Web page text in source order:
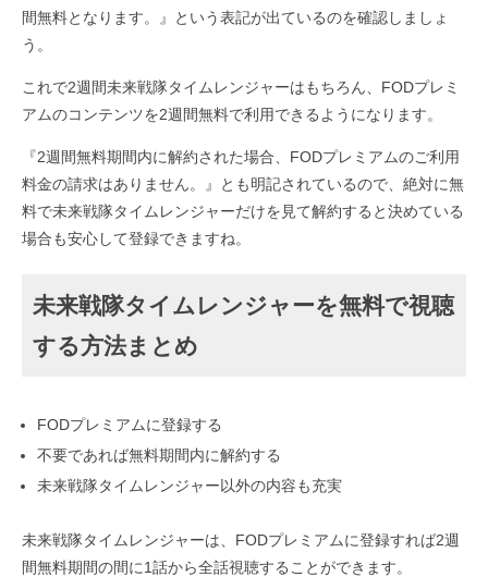
間無料となります。』という表記が出ているのを確認しましょ
う。
これで2週間未来戦隊タイムレンジャーはもちろん、FODプレミ
アムのコンテンツを2週間無料で利用できるようになります。
『2週間無料期間内に解約された場合、FODプレミアムのご利用
料金の請求はありません。』とも明記されているので、絶対に無
料で未来戦隊タイムレンジャーだけを見て解約すると決めている
場合も安心して登録できますね。
未来戦隊タイムレンジャーを無料で視聴
する方法まとめ
FODプレミアムに登録する
不要であれば無料期間内に解約する
未来戦隊タイムレンジャー以外の内容も充実
未来戦隊タイムレンジャーは、FODプレミアムに登録すれば2週
間無料期間の間に1話から全話視聴することができます。